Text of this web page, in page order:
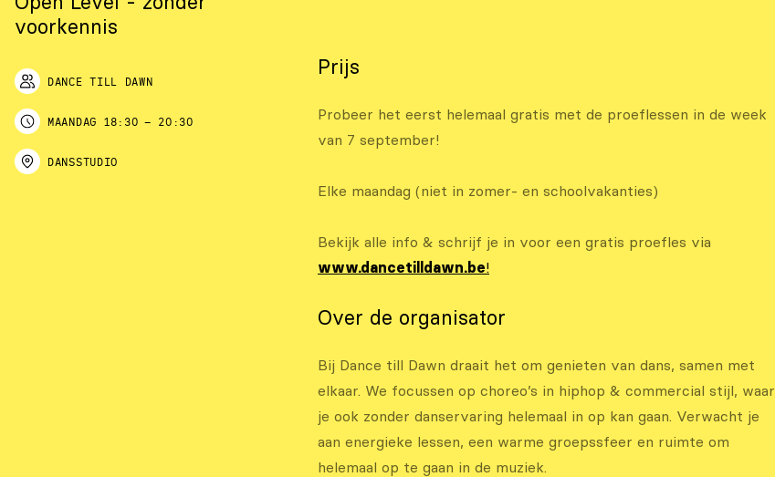
voorkennis
DANCE TILL DAWN
MAANDAG 18:30 – 20:30
DANSSTUDIO
Prijs
Probeer het eerst helemaal gratis met de proeflessen in de week
van 7 september!
Elke maandag (niet in zomer- en schoolvakanties)
Bekijk alle info & schrijf je in voor een gratis proefles via
www.dancetilldawn.be!
Over de organisator
Bij Dance till Dawn draait het om genieten van dans, samen met
elkaar. We focussen op choreo’s in hiphop & commercial stijl, waar
je ook zonder danservaring helemaal in op kan gaan. Verwacht je
aan energieke lessen, een warme groepssfeer en ruimte om
helemaal op te gaan in de muziek.